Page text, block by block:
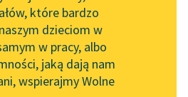
OAI-PMH
Widget Wolnych Lektur
Przypisy
które bardzo
dzieciom w
w pracy, albo
jaką dają nam
wspierajmy Wolne